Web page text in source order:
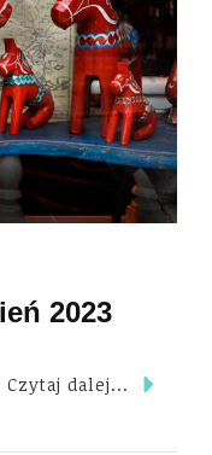
2023
Czytaj dalej...